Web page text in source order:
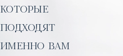
которые
подходят
именно вам